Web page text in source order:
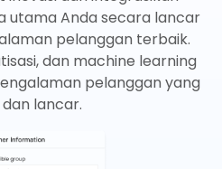
utama Anda secara lancar
pelanggan terbaik.
dan machine learning
pelanggan yang
lancar.